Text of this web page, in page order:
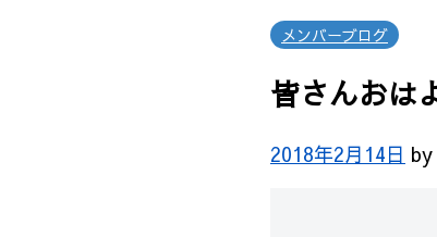
メンバーブログ
皆さんおは
2018年2月14日 by